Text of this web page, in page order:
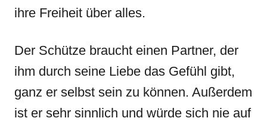
ihre Freiheit über alles.
Der Schütze braucht einen Partner, der
ihm durch seine Liebe das Gefühl gibt,
ganz er selbst sein zu können. Außerdem
ist er sehr sinnlich und würde sich nie auf